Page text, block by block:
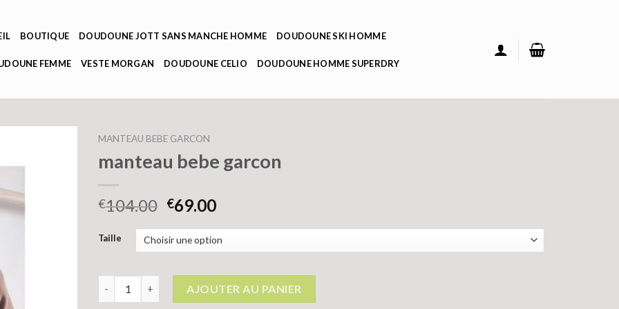
BOUTIQUE DOUDOUNE JOTT SANS MANCHE HOMME DOUDOUNE SKI HOMME
FEMME VESTE MORGAN DOUDOUNE CELIO DOUDOUNE HOMME SUPERDRY
MANTEAU BEBE GARCON
manteau bebe garcon
€104.00 €69.00
Taille
AJOUTER AU PANIER